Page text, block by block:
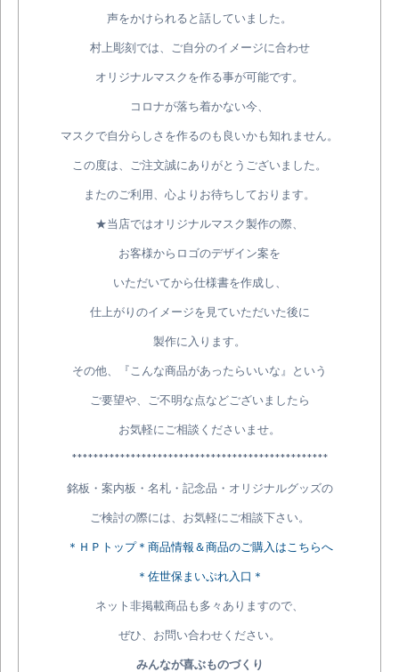
声をかけられると話していました。
村上彫刻では、ご自分のイメージに合わせ
オリジナルマスクを作る事が可能です。
コロナが落ち着かない今、
マスクで自分らしさを作るのも良いかも知れません。
この度は、ご注文誠にありがとうございました。
またのご利用、心よりお待ちしております。
★当店ではオリジナルマスク製作の際、
お客様からロゴのデザイン案を
いただいてから仕様書を作成し、
仕上がりのイメージを見ていただいた後に
製作に入ります。
その他、『こんな商品があったらいいな』という
ご要望や、ご不明な点などございましたら
お気軽にご相談くださいませ。
************************************************
銘板・案内板・名札・記念品・オリジナルグッズの
ご検討の際には、お気軽にご相談下さい。
＊ＨＰトップ＊商品情報＆商品のご購入はこちらへ
＊佐世保まいぷれ入口＊
ネット非掲載商品も多々ありますので、
ぜひ、お問い合わせください。
みんなが喜ぶものづくり